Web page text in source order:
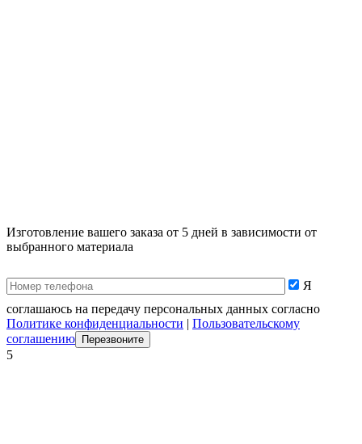
Изготовление вашего заказа от 5 дней в зависимости от
выбранного материала
Я
соглашаюсь на передачу персональных данных согласно
Политике конфиденциальности | Пользовательскому
соглашению
5